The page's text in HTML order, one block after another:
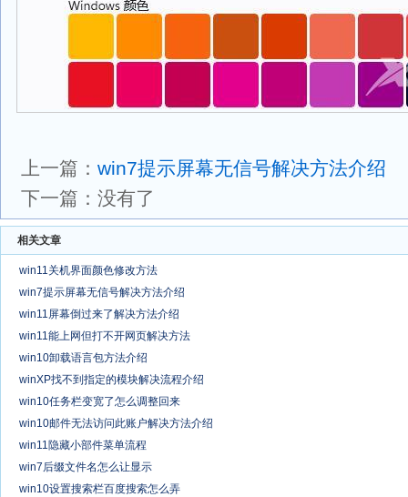
上一篇：win7提示屏幕无信号解决方法介绍
下一篇：没有了
相关文章
win11关机界面颜色修改方法
win7提示屏幕无信号解决方法介绍
win11屏幕倒过来了解决方法介绍
win11能上网但打不开网页解决方法
win10卸载语言包方法介绍
winXP找不到指定的模块解决流程介绍
win10任务栏变宽了怎么调整回来
win10邮件无法访问此账户解决方法介绍
win11隐藏小部件菜单流程
win7后缀文件名怎么让显示
win10设置搜索栏百度搜索怎么弄